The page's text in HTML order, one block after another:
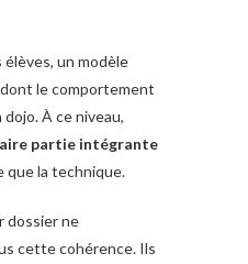
élèves, un modèle
le comportement
À ce niveau,
partie intégrante
que la technique.
dossier ne
cette cohérence. Ils